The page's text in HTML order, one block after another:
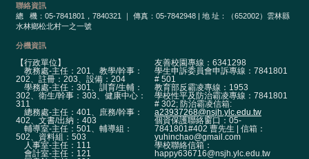
全
政
網
登
入
台
聯絡資訊
總
機：05-7841801，7840321 ｜ 傳真：05-7842948 | 地 址：（652002）雲林縣
水林鄉松北村一之一號
分機資訊
【行政單位】
教務處-主任：201、教學/幹事：
202、註冊：203、設備：204
學務處-主任：301、訓育/生輔：
302、衛生/幹事：303、健康中心：
311
總務處-主任：401、庶務/幹事：
402、文書/出納：403
輔導室-主任：501、輔導組：
502、資料組：503
人事室-主任：111
會計室-主任：121
友善校園專線：6341298
學生申訴委員會申訴專線：7841801
# 501
教育部反霸凌專線：1953
學校性平及防治霸凌專線：7841801
# 302; 防治霸凌信箱:
a23937268@nsjh.ylc.edu.tw
個資保護聯絡窗口：05-
7841801#402 曹先生 | 信箱：
yuhinchao@gmail.com
學校聯絡信箱：
happy636716@nsjh.ylc.edu.tw